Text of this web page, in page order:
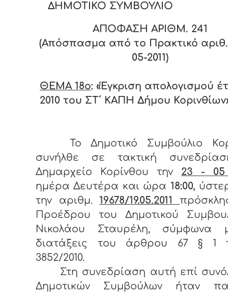
ΔΗΜΟΤΙΚΟ ΣΥΜΒΟΥΛΙΟ
ΑΠΟΦΑΣΗ ΑΡΙΘΜ. 241
(Απόσπασμα από το Πρακτικό αριθ.
05-2011)
ΘΕΜΑ 18o: «Έγκριση απολογισμού
2010 του ΣΤ΄ ΚΑΠΗ Δήμου
Το Δημοτικό Συμβούλιο
συνήλθε σε τακτική
Δημαρχείο Κορίνθου την 23 - 05
ημέρα Δευτέρα και ώρα 18:00,
την αριθμ.19678/19.05.2011
Προέδρου του Δημοτικού
Νικολάου Σταυρέλη, σύμφωνα
διατάξεις του άρθρου 67 § 1
3852/2010.
Στη συνεδρίαση αυτή επί
Δημοτικών Συμβούλων ήταν